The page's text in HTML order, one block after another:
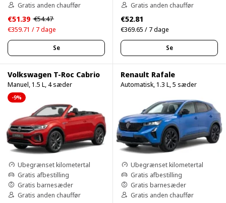
Gratis anden chauffør
€51.39 €54.47
€359.71 / 7 dage
Se
Gratis anden chauffør
€52.81
€369.65 / 7 dage
Se
Volkswagen T-Roc Cabrio
Manuel, 1.5 L, 4 sæder
-9%
Ubegrænset kilometertal
Gratis afbestilling
Gratis barnesæder
Gratis anden chauffør
Renault Rafale
Automatisk, 1.3 L, 5 sæder
Ubegrænset kilometertal
Gratis afbestilling
Gratis barnesæder
Gratis anden chauffør